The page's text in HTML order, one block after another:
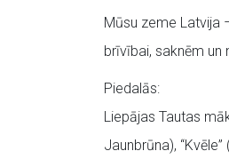
Mūsu zeme Latvija
brīvībai, saknēm
Piedalās:
Liepājas Tautas
Jaunbrūna),